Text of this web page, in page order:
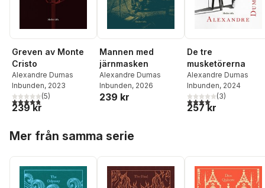
Greven av Monte
Cristo
Alexandre Dumas
Inbunden, 2023
4,8utav 5 stjärnor. Totalt antal röster:
(5)
239 kr
Mannen med
järnmasken
Alexandre Dumas
Inbunden, 2026
239 kr
De tre
musketörerna
Alexandre Dumas
Inbunden, 2024
4,0utav 5 stjärnor.
(3)
257 kr
Mer från samma serie